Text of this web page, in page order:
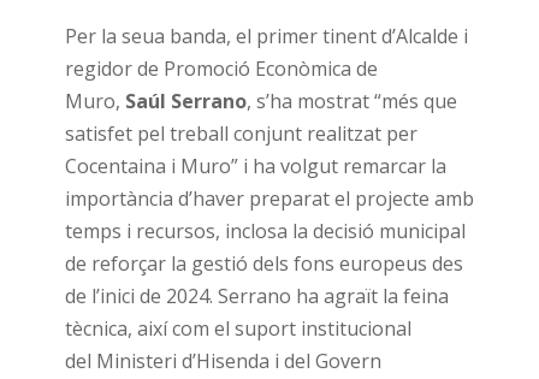
Per la seua banda, el primer tinent d’Alcalde i
regidor de Promoció Econòmica de
Muro, Saúl Serrano, s’ha mostrat “més que
satisfet pel treball conjunt realitzat per
Cocentaina i Muro” i ha volgut remarcar la
importància d’haver preparat el projecte amb
temps i recursos, inclosa la decisió municipal
de reforçar la gestió dels fons europeus des
de l’inici de 2024. Serrano ha agraït la feina
tècnica, així com el suport institucional
del Ministeri d’Hisenda i del Govern